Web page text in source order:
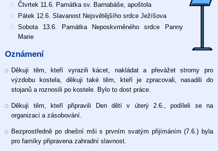
v
liturgickém
mezidobí,
Čtvrtek 11.6. Památka sv. Barnabáše, apoštola
Pátek 12.6. Slavanost Nejsvětějšího srdce Ježíšova
Sobota 13.6. Památka Neposkvrněného srdce Panny
Marie
Oznámení
Děkuji těm, kteří vyrazili kácet, nakládat a převážet stromy pro
výzdobu kostela, děkuji také těm, kteří je zpracovali, nasadili do
stojanů a roznosili po kostele. Bylo to dost práce.
Děkuji těm, kteří připravili Den dětí v úterý 2.6., podíleli se na
organizaci a zásobování.
Bezprostředně po dnešní mši s prvním svatým přijímáním (7.6.) byla
pro farníky připravena zahradní slavnost.